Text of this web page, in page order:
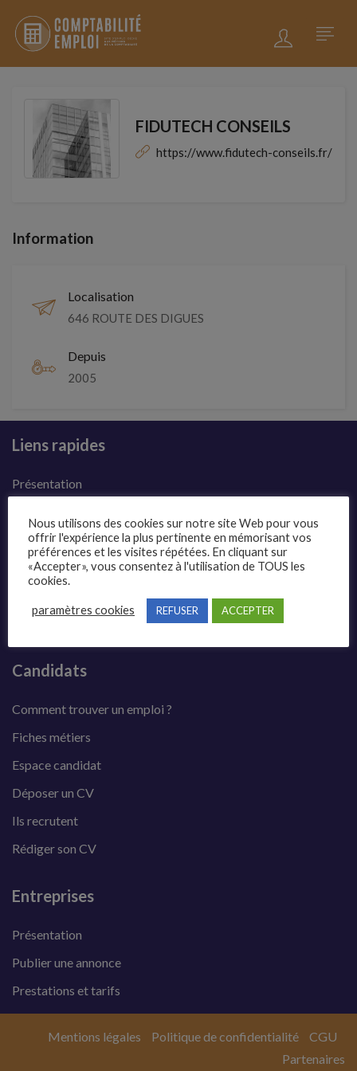
FIDUTECH CONSEILS
https://www.fidutech-conseils.fr/
Information
Localisation
646 ROUTE DES DIGUES
Depuis
2005
Liens rapides
Présentation
Offres d’emploi
Questions fréquentes
Candidats
Comment trouver un emploi ?
Fiches métiers
Espace candidat
Déposer un CV
Ils recrutent
Rédiger son CV
Entreprises
Présentation
Publier une annonce
Prestations et tarifs
Mentions légales Politique de confidentialité
CGU
Partenaires
Nous utilisons des cookies sur notre site Web pour vous
offrir l'expérience la plus pertinente en mémorisant vos
préférences et les visites répétées. En cliquant sur
«Accepter», vous consentez à l'utilisation de TOUS les
cookies.
paramètres cookies REFUSER ACCEPTER